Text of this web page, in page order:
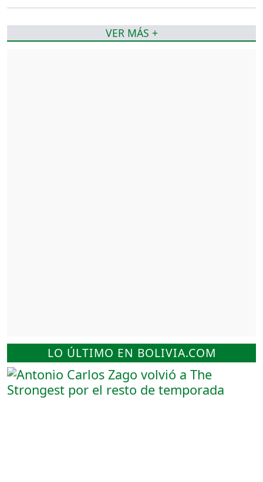
LO ÚLTIMO EN BOLIVIA.COM
VER MÁS +